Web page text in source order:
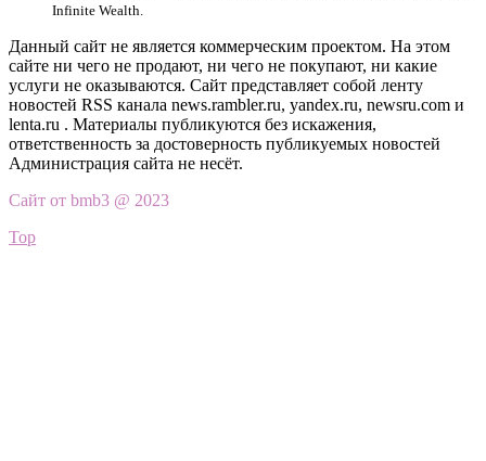
Infinite Wealth.
Данный сайт не является коммерческим проектом. На этом
сайте ни чего не продают, ни чего не покупают, ни какие
услуги не оказываются. Сайт представляет собой ленту
новостей RSS канала news.rambler.ru, yandex.ru, newsru.com и
lenta.ru . Материалы публикуются без искажения,
ответственность за достоверность публикуемых новостей
Администрация сайта не несёт.
Сайт от bmb3 @ 2023
Top